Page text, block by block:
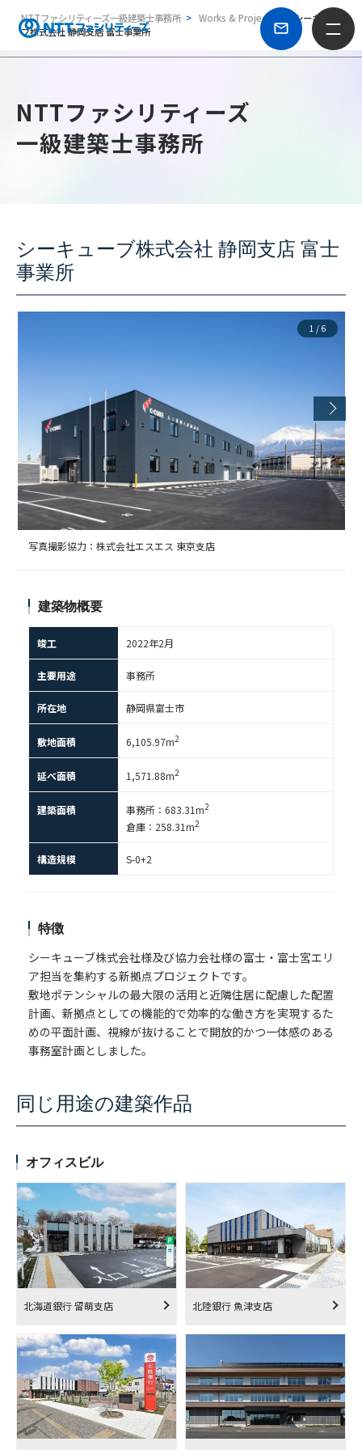
NTTファシリティーズ一級建築士事務所 Works & Projects
シーキュー
ブ株式会社 静岡支店 富士事業所
NTTファシリティーズ
一級建築士事務所
シーキューブ株式会社 静岡支店 富士
事業所
1 / 6
写真撮影協力：株式会社エスエス 東京支店
建築物概要
竣工 2022年2月
主要用途 事務所
所在地 静岡県富士市
敷地面積 6,105.97m2
延べ面積 1,571.88m2
建築面積 事務所：683.31m2
倉庫：258.31m2
構造規模 S-0+2
特徴
シーキューブ株式会社様及び協力会社様の富士・富士宮エリ
ア担当を集約する新拠点プロジェクトです。
敷地ポテンシャルの最大限の活用と近隣住居に配慮した配置
計画、新拠点としての機能的で効率的な働き方を実現するた
めの平面計画、視線が抜けることで開放的かつ一体感のある
事務室計画としました。
同じ用途の建築作品
オフィスビル
北海道銀行 留萌支店 北陸銀行 魚津支店